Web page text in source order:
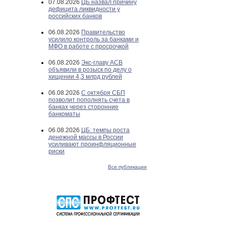
07.08.2026 ЦБ назвал причину
дефицита ликвидности у
российских банков
06.08.2026 Правительство
усилило контроль за банками и
МФО в работе с просрочкой
06.08.2026 Экс-главу АСВ
объявили в розыск по делу о
хищении 4,3 млрд рублей
06.08.2026 С октября СБП
позволит пополнять счета в
банках через сторонние
банкоматы
06.08.2026 ЦБ: темпы роста
денежной массы в России
усиливают проинфляционные
риски
Все публикации